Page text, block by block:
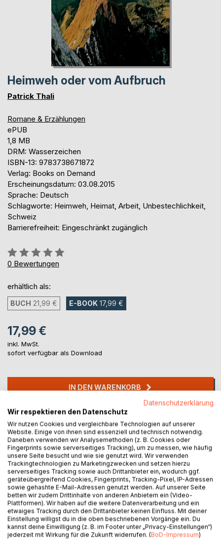
Heimweh oder vom Aufbruch
Patrick Thali
Romane & Erzählungen
ePUB
1,8 MB
DRM: Wasserzeichen
ISBN-13: 9783738671872
Verlag: Books on Demand
Erscheinungsdatum: 03.08.2015
Sprache: Deutsch
Schlagworte: Heimweh, Heimat, Arbeit, Unbestechlichkeit,
Schweiz
Barrierefreiheit: Eingeschränkt zugänglich
Bewertung::
0%
0 Bewertungen
erhältlich als:
BUCH 21,99 € E-BOOK 17,99 €
17,99 €
inkl. MwSt.
sofort verfügbar als Download
IN DEN WARENKORB
Auf die Merkliste
Titel bewerten
BESCHREIBUNG
Im dritten Buch seiner Trilogie "Der Süden oder die
Traurigkeit, die nie mehr verging" beobachtet Patrick Thali
Datenschutzerklärung
Wir respektieren den Datenschutz
Wir nutzen Cookies und vergleichbare Technologien auf unserer
Website. Einige von ihnen sind essenziell und technisch notwendig.
Daneben verwenden wir Analysemethoden (z. B. Cookies oder
Fingerprints sowie serverseitiges Tracking), um zu messen, wie häufig
unsere Seite besucht und wie sie genutzt wird. Wir verwenden
Trackingtechnologien zu Marketingzwecken und setzen hierzu
serverseitiges Tracking sowie auch Drittanbieter ein, wodurch ggf.
geräteübergreifend Cookies, Fingerprints, Tracking-Pixel, IP-Adressen
sowie gehashte E-Mail-Adressen genutzt werden. Auf unserer Seite
betten wir zudem Drittinhalte von anderen Anbietern ein (Video-
Plattformen). Wir haben auf die weitere Datenverarbeitung und ein
etwaiges Tracking durch den Drittanbieter keinen Einfluss. Mit deiner
Einstellung willigst du in die oben beschriebenen Vorgänge ein. Du
kannst deine Einwilligung (z. B. im Footer unter „Privacy-Einstellungen“)
jederzeit mit Wirkung für die Zukunft widerrufen. (BoD-Impressum)